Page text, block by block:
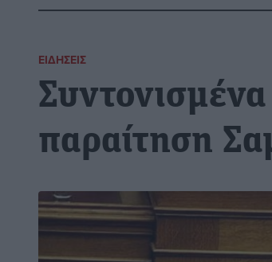
ΕΙΔΉΣΕΙΣ
παραίτηση